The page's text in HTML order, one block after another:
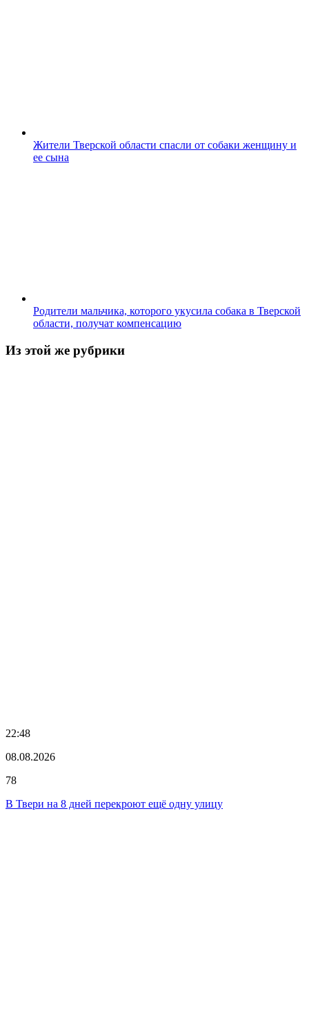
Жители Тверской области спасли от собаки женщину и
ее сына
Родители мальчика, которого укусила собака в Тверской
области, получат компенсацию
Из этой же рубрики
22:48
08.08.2026
78
В Твери на 8 дней перекроют ещё одну улицу